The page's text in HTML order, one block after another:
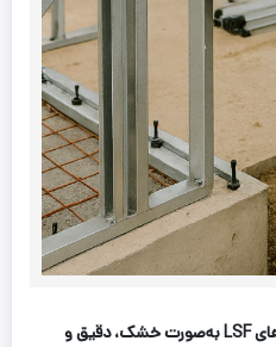
مونتاژ اسکلت‌های فولادی در سازه‌های LSF به‌صورت خشک، دقیق و